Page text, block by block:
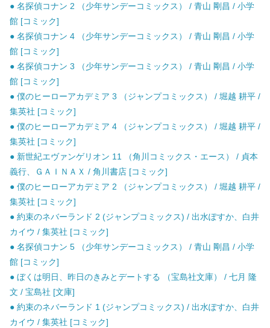
● 名探偵コナン 2 （少年サンデーコミックス） / 青山 剛昌 / 小学
館 [コミック]
● 名探偵コナン 4 （少年サンデーコミックス） / 青山 剛昌 / 小学
館 [コミック]
● 名探偵コナン 3 （少年サンデーコミックス） / 青山 剛昌 / 小学
館 [コミック]
● 僕のヒーローアカデミア 3 （ジャンプコミックス） / 堀越 耕平 /
集英社 [コミック]
● 僕のヒーローアカデミア 4 （ジャンプコミックス） / 堀越 耕平 /
集英社 [コミック]
● 新世紀エヴァンゲリオン 11 （角川コミックス・エース） / 貞本
義行、ＧＡＩＮＡＸ / 角川書店 [コミック]
● 僕のヒーローアカデミア 2 （ジャンプコミックス） / 堀越 耕平 /
集英社 [コミック]
● 約束のネバーランド 2 (ジャンプコミックス) / 出水ぽすか、白井
カイウ / 集英社 [コミック]
● 名探偵コナン 5 （少年サンデーコミックス） / 青山 剛昌 / 小学
館 [コミック]
● ぼくは明日、昨日のきみとデートする （宝島社文庫） / 七月 隆
文 / 宝島社 [文庫]
● 約束のネバーランド 1 (ジャンプコミックス) / 出水ぽすか、白井
カイウ / 集英社 [コミック]